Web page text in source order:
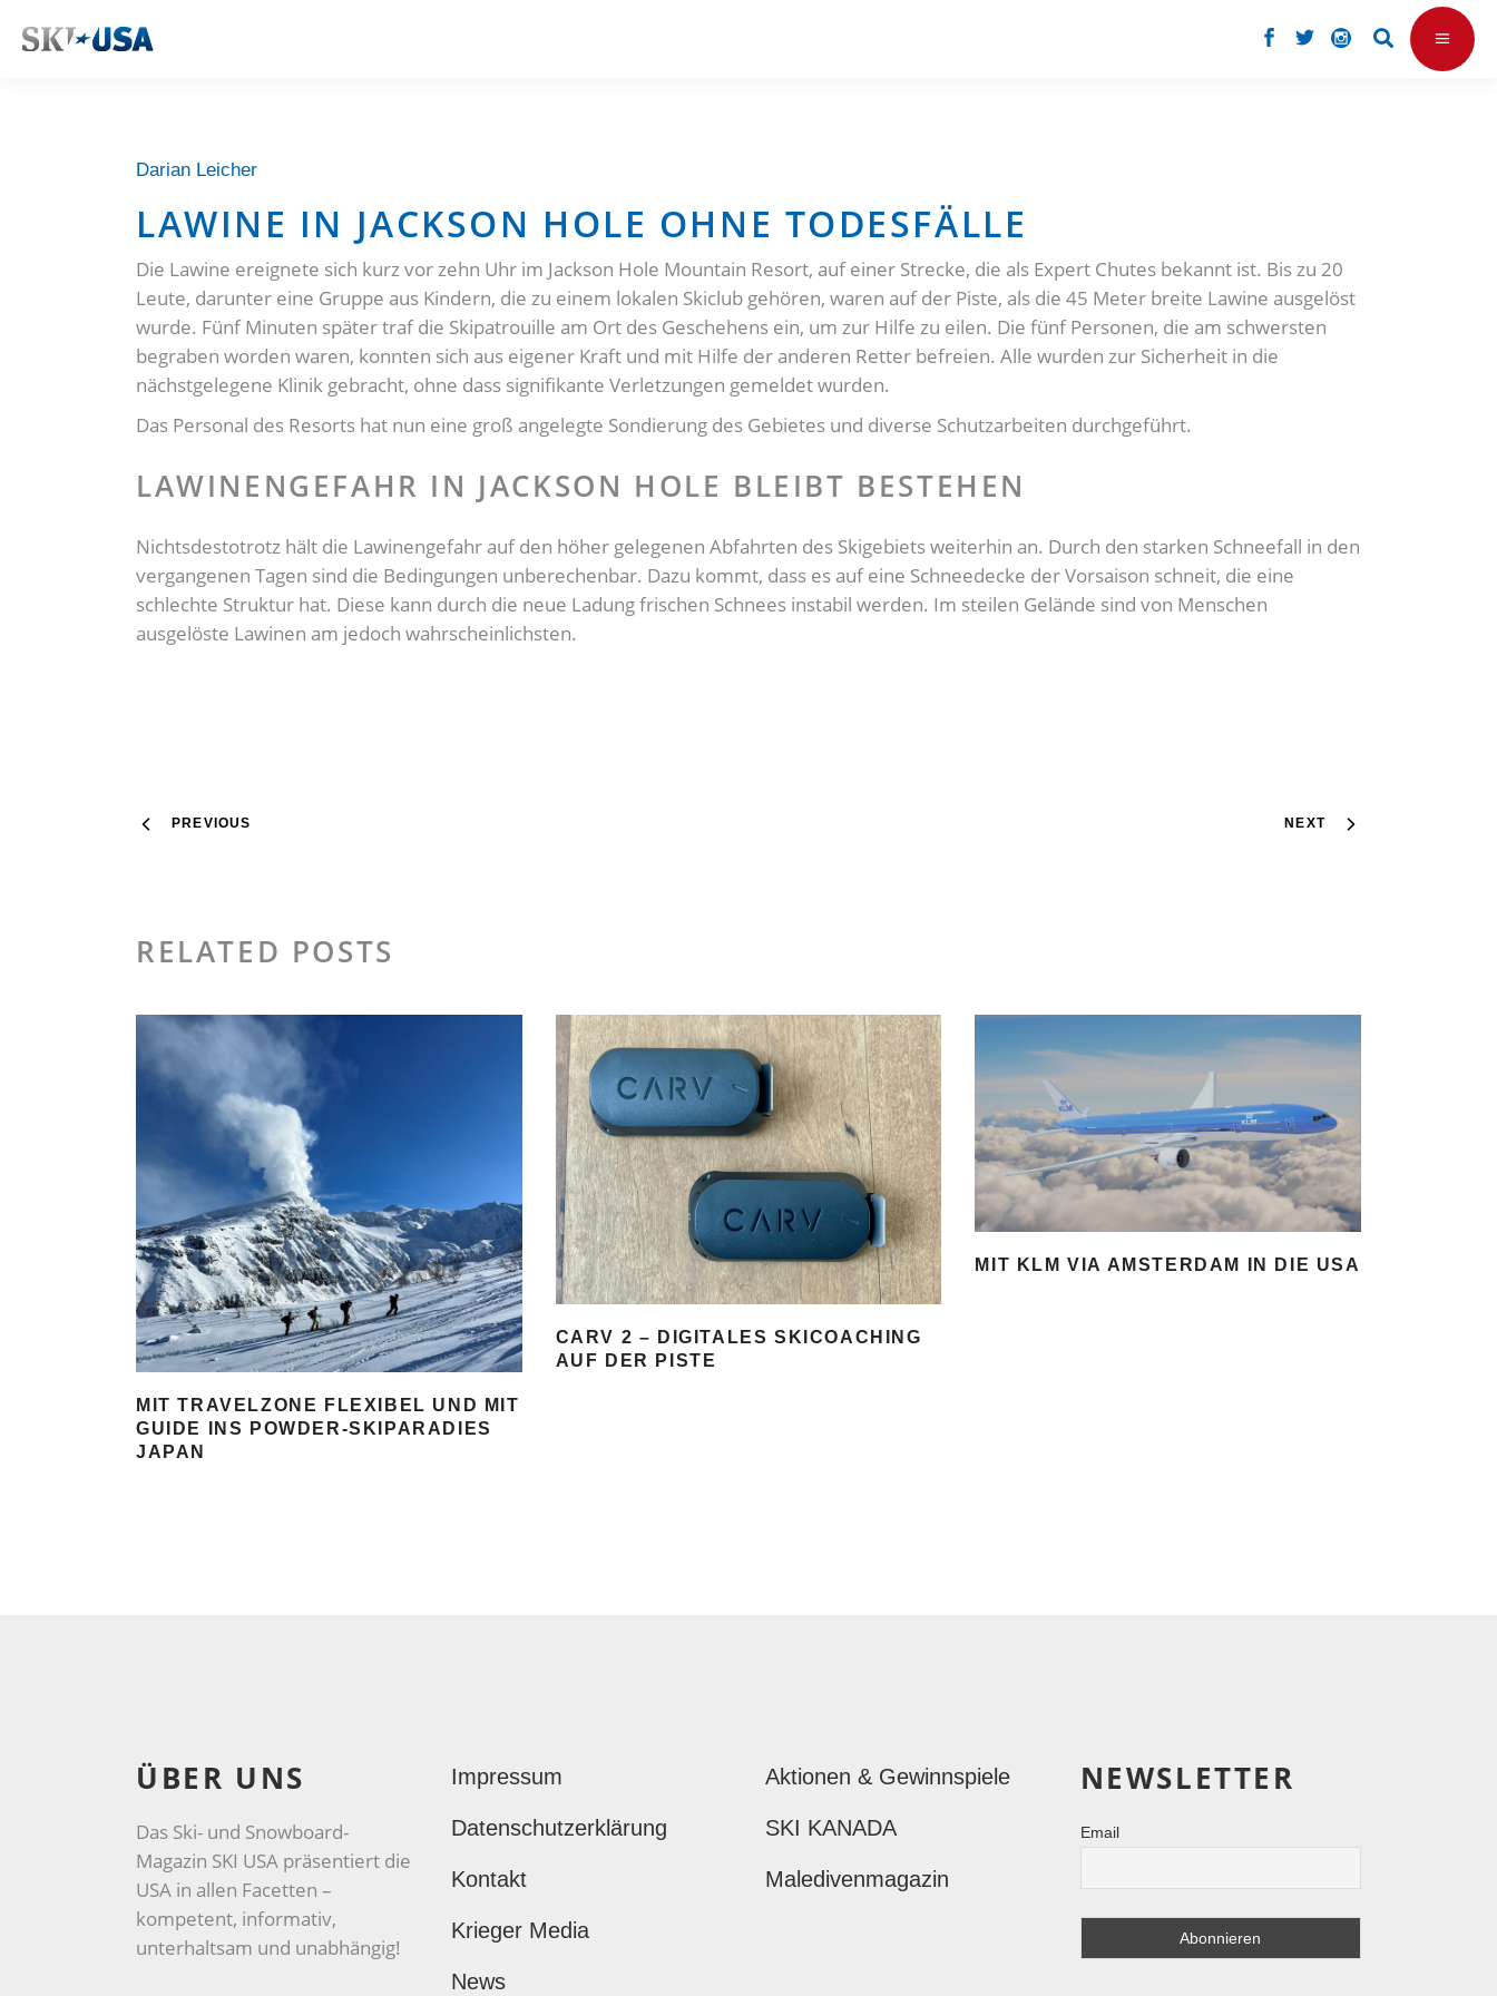
Darian Leicher
LAWINE IN JACKSON HOLE OHNE TODESFÄLLE
Die Lawine ereignete sich kurz vor zehn Uhr im Jackson Hole Mountain Resort, auf einer Strecke, die als Expert Chutes bekannt ist. Bis zu 20
Leute, darunter eine Gruppe aus Kindern, die zu einem lokalen Skiclub gehören, waren auf der Piste, als die 45 Meter breite Lawine ausgelöst
wurde. Fünf Minuten später traf die Skipatrouille am Ort des Geschehens ein, um zur Hilfe zu eilen. Die fünf Personen, die am schwersten
begraben worden waren, konnten sich aus eigener Kraft und mit Hilfe der anderen Retter befreien. Alle wurden zur Sicherheit in die
nächstgelegene Klinik gebracht, ohne dass signifikante Verletzungen gemeldet wurden.
Das Personal des Resorts hat nun eine groß angelegte Sondierung des Gebietes und diverse Schutzarbeiten durchgeführt.
LAWINENGEFAHR IN JACKSON HOLE BLEIBT BESTEHEN
Nichtsdestotrotz hält die Lawinengefahr auf den höher gelegenen Abfahrten des Skigebiets weiterhin an. Durch den starken Schneefall in den
vergangenen Tagen sind die Bedingungen unberechenbar. Dazu kommt, dass es auf eine Schneedecke der Vorsaison schneit, die eine
schlechte Struktur hat. Diese kann durch die neue Ladung frischen Schnees instabil werden. Im steilen Gelände sind von Menschen
ausgelöste Lawinen am jedoch wahrscheinlichsten.
PREVIOUS NEXT
RELATED POSTS
MIT TRAVELZONE FLEXIBEL UND MIT
GUIDE INS POWDER-SKIPARADIES
JAPAN
CARV 2 – DIGITALES SKICOACHING
AUF DER PISTE
MIT KLM VIA AMSTERDAM IN DIE USA
ÜBER UNS
Das Ski- und Snowboard-
Magazin SKI USA präsentiert die
USA in allen Facetten –
kompetent, informativ,
unterhaltsam und unabhängig!
Impressum
Datenschutzerklärung
Kontakt
Krieger Media
News
Aktionen & Gewinnspiele
SKI KANADA
Maledivenmagazin
NEWSLETTER
Email